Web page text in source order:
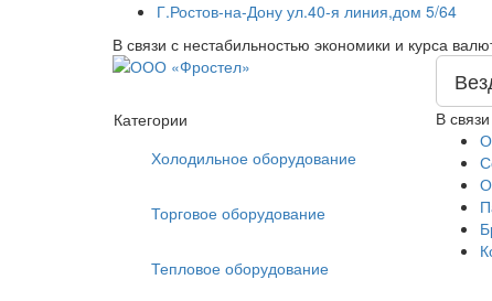
Г.Ростов-на-Дону ул.40-я линия,дом 5/64
В связи с нестабильностью экономики и курса
В
Категории
Холодильное оборудование
Торговое оборудование
Тепловое оборудование